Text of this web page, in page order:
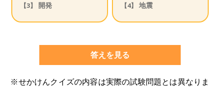
【3】 開発 【4】 地震
答えを見る
※せかけんクイズの内容は実際の試験問題とは異なりま